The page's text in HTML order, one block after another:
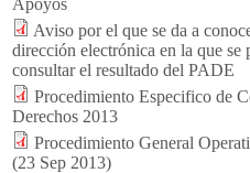
Aviso por el que se da a
dirección electrónica en la que se
consultar el resultado del PADE
Procedimiento Especifico de
Derechos 2013
Procedimiento General
(23 Sep 2013)